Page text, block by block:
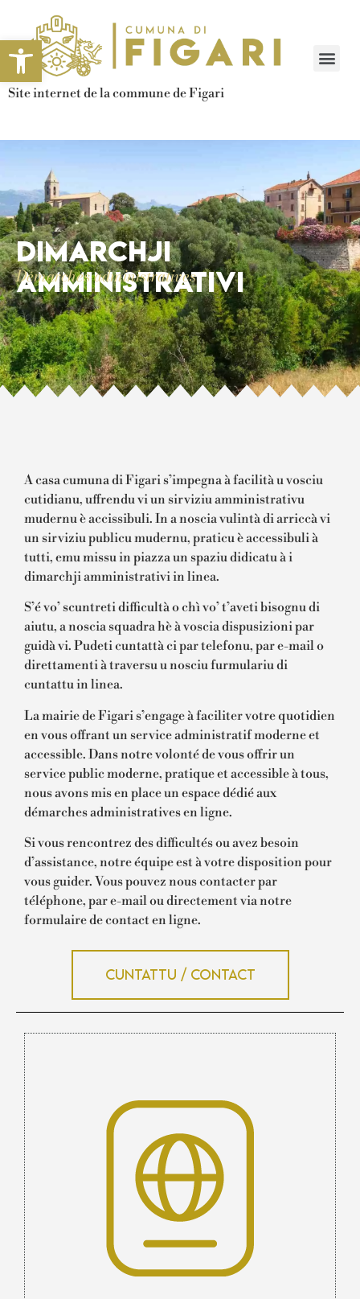
Site internet de la commune de Figari
Dimarchji
amministrativi
Démarches administratives
A casa cumuna di Figari s’impegna à facilità u vosciu
cutidianu, uffrendu vi un sirviziu amministrativu
mudernu è accissibuli. In a noscia vulintà di arriccà vi
un sirviziu publicu mudernu, praticu è accessibuli à
tutti, emu missu in piazza un spaziu didicatu à i
dimarchji amministrativi in linea.
S’é vo’ scuntreti difficultà o chì vo’ t’aveti bisognu di
aiutu, a noscia squadra hè à voscia dispusizioni par
guidà vi. Pudeti cuntattà ci par telefonu, par e-mail o
direttamenti à traversu u nosciu furmulariu di
cuntattu in linea.
La mairie de Figari s’engage à faciliter votre quotidien
en vous offrant un service administratif moderne et
accessible. Dans notre volonté de vous offrir un
service public moderne, pratique et accessible à tous,
nous avons mis en place un espace dédié aux
démarches administratives en ligne.
Si vous rencontrez des difficultés ou avez besoin
d’assistance, notre équipe est à votre disposition pour
vous guider. Vous pouvez nous contacter par
téléphone, par e-mail ou directement via notre
formulaire de contact en ligne.
Cuntattu / Contact
Ouvrir la barre d’outils